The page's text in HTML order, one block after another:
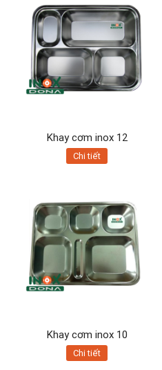
Khay cơm inox 12
Chi tiết
Khay cơm inox 10
Chi tiết